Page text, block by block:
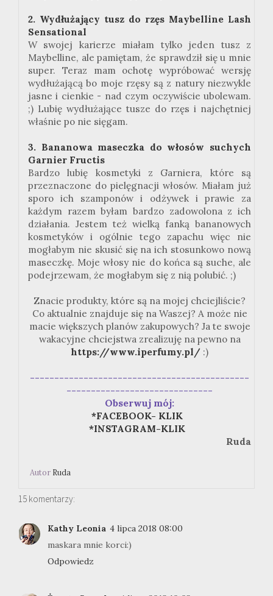
2. Wydłużający tusz do rzęs Maybelline Lash
Sensational
W swojej karierze miałam tylko jeden tusz z
Maybelline, ale pamiętam, że sprawdził się u mnie
super. Teraz mam ochotę wypróbować wersję
wydłużającą bo moje rzęsy są z natury niezwykle
jasne i cienkie - nad czym oczywiście ubolewam.
;) Lubię wydłużające tusze do rzęs i najchętniej
właśnie po nie sięgam.
3. Bananowa maseczka do włosów suchych
Garnier Fructis
Bardzo lubię kosmetyki z Garniera, które są
przeznaczone do pielęgnacji włosów. Miałam już
sporo ich szamponów i odżywek i prawie za
każdym razem byłam bardzo zadowolona z ich
działania. Jestem też wielką fanką bananowych
kosmetyków i ogólnie tego zapachu więc nie
mogłabym nie skusić się na ich stosunkowo nową
maseczkę. Moje włosy nie do końca są suche, ale
podejrzewam, że mogłabym się z nią polubić. ;)
Znacie produkty, które są na mojej chciejliście?
Co aktualnie znajduje się na Waszej? A może nie
macie większych planów zakupowych? Ja te swoje
wakacyjne chciejstwa zrealizuję na pewno na
https://www.iperfumy.pl/ :)
---------------------------------------------
------------------------------
Obserwuj mój:
*FACEBOOK- KLIK
*INSTAGRAM-KLIK
Ruda
Autor Ruda
15 komentarzy:
Kathy Leonia 4 lipca 2018 08:00
maskara mnie korci:)
Odpowiedz